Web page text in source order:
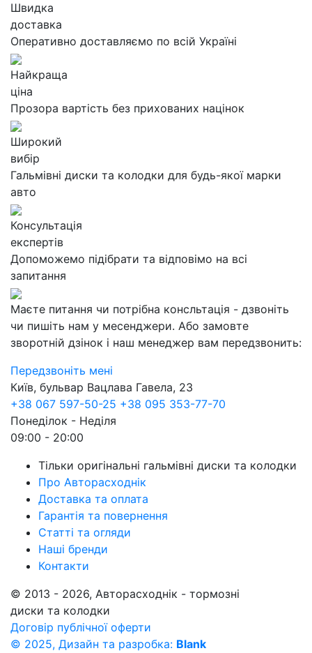
Швидка
доставка
Оперативно доставляємо по всій Україні
Найкраща
ціна
Прозора вартість без прихованих націнок
Широкий
вибір
Гальмівні диски та колодки для будь-якої марки
авто
Консультація
експертів
Допоможемо підібрати та відповімо на всі
запитання
Маєте питання чи потрібна консльтація - дзвоніть
чи пишіть нам у месенджери. Або замовте
зворотній дзінок і наш менеджер вам передзвонить:
Передзвоніть мені
Київ, бульвар Вацлава Гавела, 23
+38 067 597-50-25 +38 095 353-77-70
Понеділок - Неділя
09:00 - 20:00
Тільки оригінальні гальмівні диски та колодки
Про Авторасходнік
Доставка та оплата
Гарантія та повернення
Статті та огляди
Наші бренди
Контакти
© 2013 - 2026, Авторасходнік - тормозні
диски та колодки
Договір публічної оферти
© 2025, Дизайн та разробка: Blank